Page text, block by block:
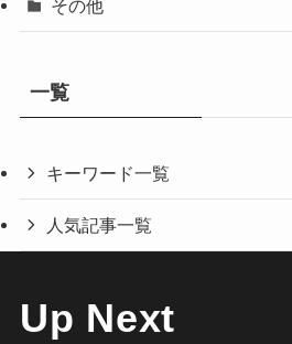
その他
一覧
キーワード一覧
人気記事一覧
Up Next